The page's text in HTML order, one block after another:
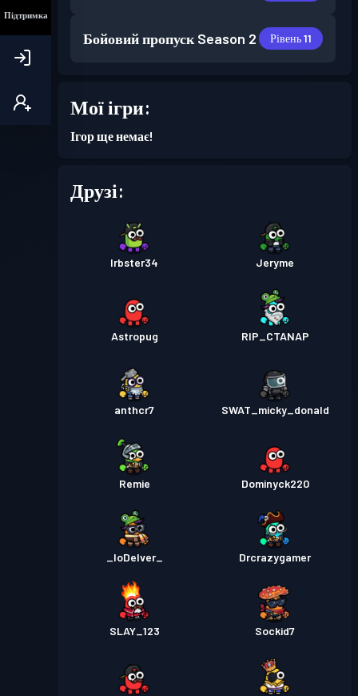
Підтримка
Бойовий пропуск Season 2 Рівень 11
Мої ігри:
Ігор ще немає!
Друзі:
Irbster34 Jeryme
Astropug RIP_CTANAP
anthcr7 SWAT_micky_donald
Remie Dominyck220
_IoDelver_ Drcrazygamer
SLAY_123 Sockid7